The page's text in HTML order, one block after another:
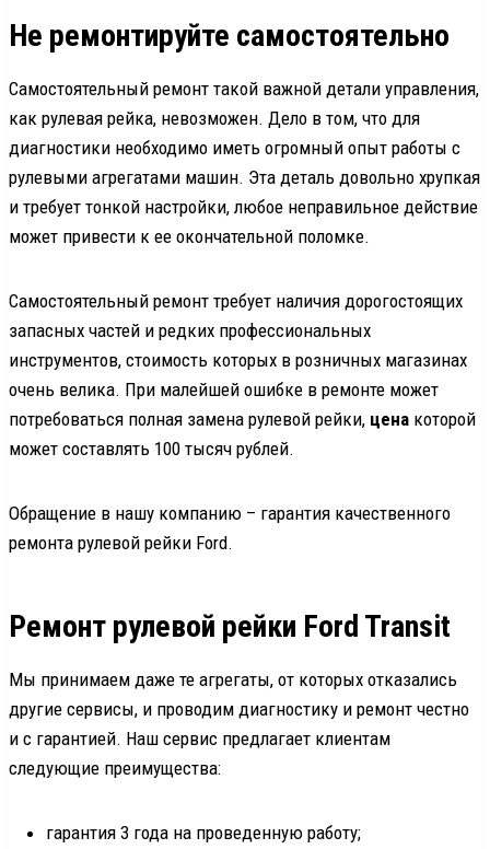
Не ремонтируйте самостоятельно
Самостоятельный ремонт такой важной детали управления,
как рулевая рейка, невозможен. Дело в том, что для
диагностики необходимо иметь огромный опыт работы с
рулевыми агрегатами машин. Эта деталь довольно хрупкая
и требует тонкой настройки, любое неправильное действие
может привести к ее окончательной поломке.
Самостоятельный ремонт требует наличия дорогостоящих
запасных частей и редких профессиональных
инструментов, стоимость которых в розничных магазинах
очень велика. При малейшей ошибке в ремонте может
потребоваться полная замена рулевой рейки, цена которой
может составлять 100 тысяч рублей.
Обращение в нашу компанию – гарантия качественного
ремонта рулевой рейки Ford.
Ремонт рулевой рейки Ford Transit
Мы принимаем даже те агрегаты, от которых отказались
другие сервисы, и проводим диагностику и ремонт честно
и с гарантией. Наш сервис предлагает клиентам
следующие преимущества:
гарантия 3 года на проведенную работу;